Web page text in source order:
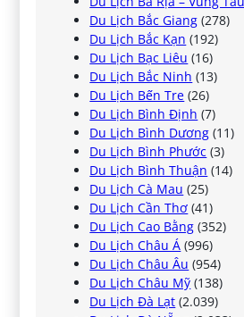
Du Lịch Bắc Giang (278)
Du Lịch Bắc Kạn (192)
Du Lịch Bạc Liêu (16)
Du Lịch Bắc Ninh (13)
Du Lịch Bến Tre (26)
Du Lịch Bình Định (7)
Du Lịch Bình Dương (11)
Du Lịch Bình Phước (3)
Du Lịch Bình Thuận (14)
Du Lịch Cà Mau (25)
Du Lịch Cần Thơ (41)
Du Lịch Cao Bằng (352)
Du Lịch Châu Á (996)
Du Lịch Châu Âu (954)
Du Lịch Châu Mỹ (138)
Du Lịch Đà Lạt (2.039)